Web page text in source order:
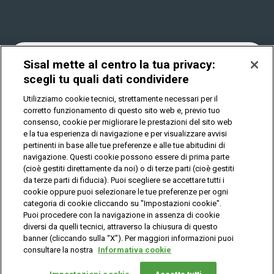
Vuoi giocare
Play Your Date
News
Cookies
Privacy
IL GIOCO È VIETATO AI MINORI E PUÒ CAUSARE
DIPENDENZA PATOLOGICA
© Copyright Sisal Italia S.p.A. - P.I. 02433760135
Privacy Cookies
Mappa
del
Sisal mette al centro la tua privacy:
scegli tu quali dati condividere
Utilizziamo cookie tecnici, strettamente necessari per il
corretto funzionamento di questo sito web e, previo tuo
consenso, cookie per migliorare le prestazioni del sito web
e la tua esperienza di navigazione e per visualizzare avvisi
pertinenti in base alle tue preferenze e alle tue abitudini di
navigazione. Questi cookie possono essere di prima parte
(cioè gestiti direttamente da noi) o di terze parti (cioè gestiti
da terze parti di fiducia). Puoi scegliere se accettare tutti i
cookie oppure puoi selezionare le tue preferenze per ogni
categoria di cookie cliccando su "Impostazioni cookie".
Puoi procedere con la navigazione in assenza di cookie
diversi da quelli tecnici, attraverso la chiusura di questo
banner (cliccando sulla “X”). Per maggiori informazioni puoi
consultare la nostra Informativa cookie